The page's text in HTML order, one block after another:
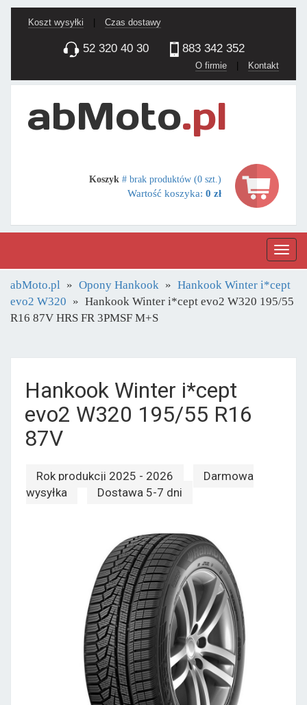
Koszt wysyłki Czas dostawy
52 320 40 30 883 342 352
O firmie | Kontakt
Koszyk # brak produktów (0 szt.)
Wartość koszyka: 0 zł
abMoto.pl Opony Hankook
Hankook Winter i*cept
evo2 W320
Hankook Winter i*cept evo2 W320 195/55
R16 87V HRS FR 3PMSF M+S
Hankook Winter i*cept
evo2 W320 195/55 R16
87V
Rok produkcji 2025 - 2026
Darmowa
wysyłka
Dostawa 5-7 dni